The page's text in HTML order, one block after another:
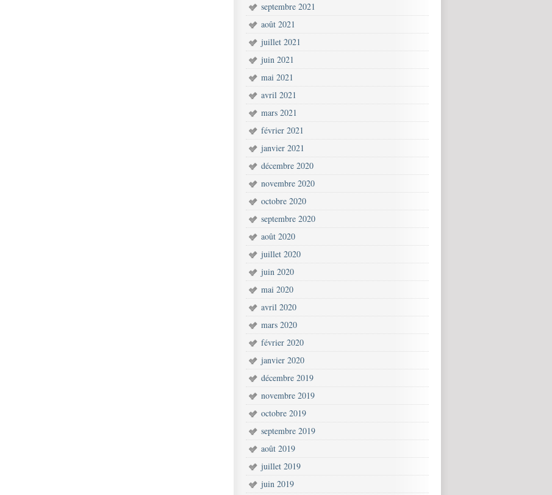
septembre 2021
août 2021
juillet 2021
juin 2021
mai 2021
avril 2021
mars 2021
février 2021
janvier 2021
décembre 2020
novembre 2020
octobre 2020
septembre 2020
août 2020
juillet 2020
juin 2020
mai 2020
avril 2020
mars 2020
février 2020
janvier 2020
décembre 2019
novembre 2019
octobre 2019
septembre 2019
août 2019
juillet 2019
juin 2019